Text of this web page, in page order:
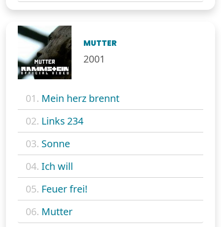
MUTTER
2001
01. Mein herz brennt
02. Links 234
03. Sonne
04. Ich will
05. Feuer frei!
06. Mutter